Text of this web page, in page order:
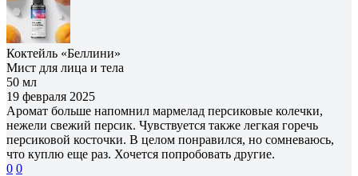
Коктейль «Беллини»
Мист для лица и тела
50 мл
19 февраля 2025
Аромат больше напомнил мармелад персиковые колечки,
нежели свежий персик. Чувствуется также легкая горечь
персиковой косточки. В целом понравился, но сомневаюсь,
что куплю еще раз. Хочется попробовать другие.
0 0